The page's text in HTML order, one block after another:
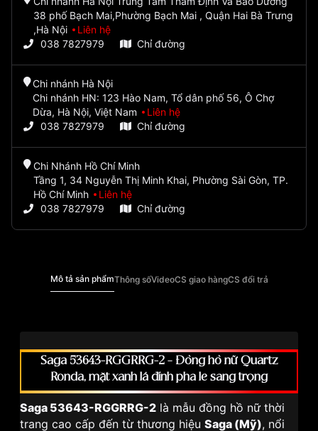
38 phố Bạch Mai,Phường Bạch Mai , Quận Hai Bà Trưng
,Hà Nội
Liên hệ
038 7827979
Chỉ đường
Chi nhánh Hà Nội
Chi nhánh HN: 123 Hào Nam, Tổ dân phố 56, Ô Chợ
Dừa, Hà Nội, Việt Nam
Liên hệ
038 7827979
Chỉ đường
Chi Nhánh Hồ Chí Minh
Tầng 1, 34 Nguyễn Thị Minh Khai, Phường Sài Gòn, TP.
Hồ Chí Minh
Liên hệ
038 7827979
Chỉ đường
Mô tả sản phẩmThông sốVideoCS giao hàngCS đổi trả
Saga 53643-RGGRRG-2 – Đồng hồ nữ Quartz
Ronda, mặt xanh lá đính pha lê sang trọng
Saga 53643-RGGRRG-2 là mẫu đồng hồ nữ thời
trang cao cấp đến từ thương hiệu Saga (Mỹ), nổi